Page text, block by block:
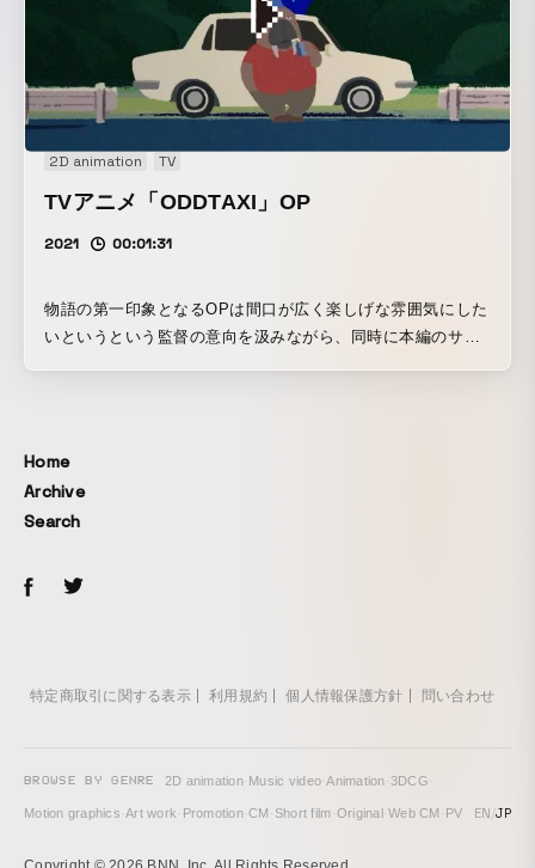
2D animation TV
TVアニメ「ODDTAXI」OP
2021 00:01:31
物語の第一印象となるOPは間口が広く楽しげな雰囲気にした
いというという監督の意向を汲みながら、同時に本編のサス
Home
Archive
Search
特定商取引に関する表示 利用規約 個人情報保護方針 問い合わせ
BROWSE BY GENRE 2D animation· Music video·Animation·3DCG·
Motion graphics·Art work· Promotion·CM · Short film·Original ·Web CM · PV EN/JP